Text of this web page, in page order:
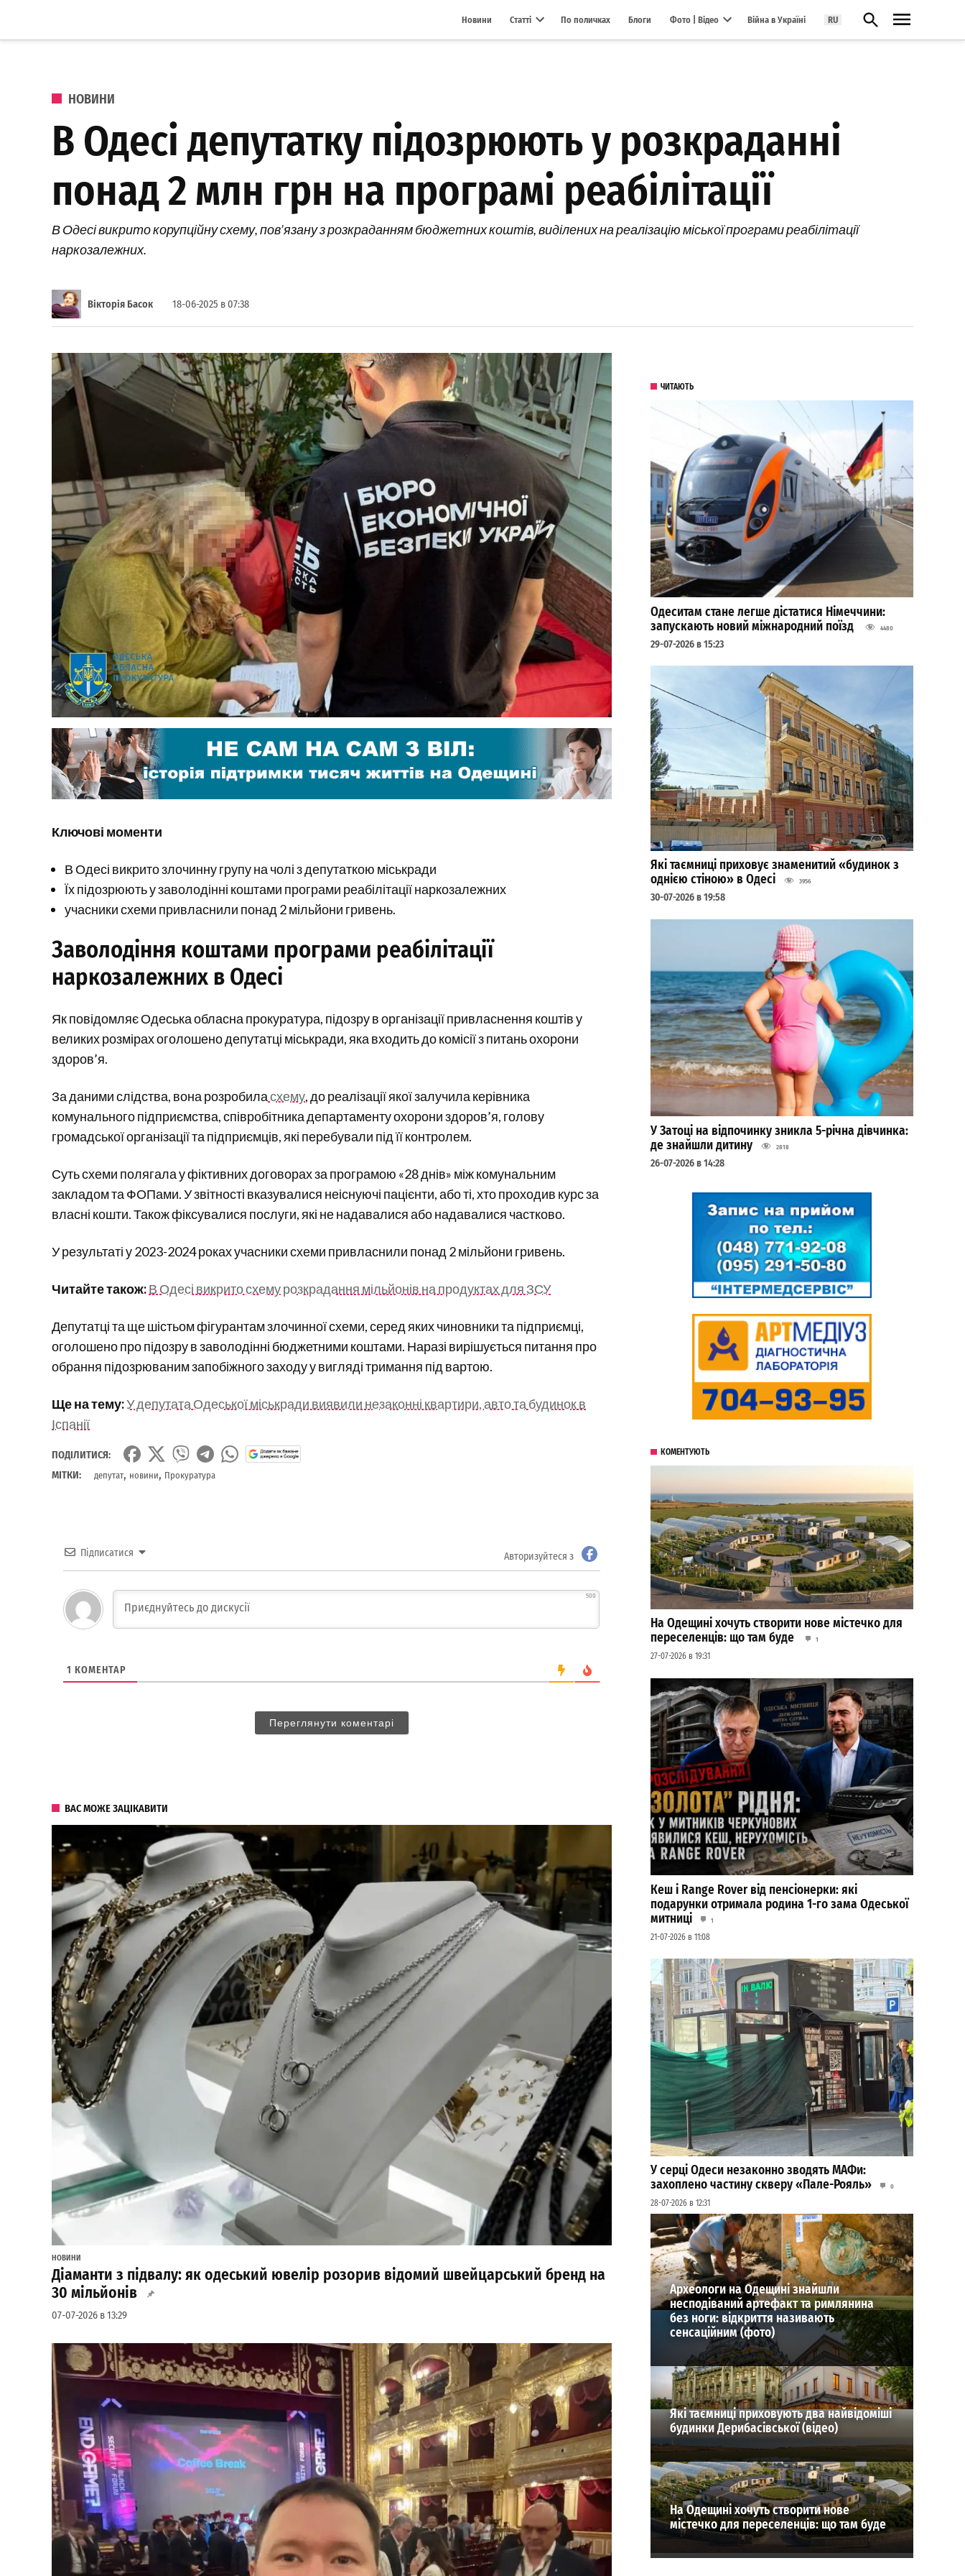
Життя
Новини Статті По поличках Блоги Фото | Відео Війна в Україні RU Відкрити пошук
ОПУБЛІКОВАНО В
НОВИНИ
В Одесі депутатку підозрюють у розкраданні
понад 2 млн грн на програмі реабілітації
В Одесі викрито корупційну схему, пов’язану з розкраданням бюджетних коштів, виділених на реалізацію міської програми реабілітації
наркозалежних.
Вікторія Басок 18-06-2025 в 07:38
Ключові моменти
В Одесі викрито злочинну групу на чолі з депутаткою міськради
Їх підозрюють у заволодінні коштами програми реабілітації наркозалежних
учасники схеми привласнили понад 2 мільйони гривень.
Заволодіння коштами програми реабілітації
наркозалежних в Одесі
Як повідомляє Одеська обласна прокуратура, підозру в організації привласнення коштів у
великих розмірах оголошено депутатці міськради, яка входить до комісії з питань охорони
здоров’я.
За даними слідства, вона розробиласхему, до реалізації якої залучила керівника
комунального підприємства, співробітника департаменту охорони здоров’я, голову
громадської організації та підприємців, які перебували під її контролем.
Суть схеми полягала у фіктивних договорах за програмою «28 днів» між комунальним
закладом та ФОПами. У звітності вказувалися неіснуючі пацієнти, або ті, хто проходив курс за
власні кошти. Також фіксувалися послуги, які не надавалися або надавалися частково.
У результаті у 2023-2024 роках учасники схеми привласнили понад 2 мільйони гривень.
Читайте також:В Одесі викрито схему розкрадання мільйонів на продуктах для ЗСУ
Депутатці та ще шістьом фігурантам злочинної схеми, серед яких чиновники та підприємці,
оголошено про підозру в заволодінні бюджетними коштами. Наразі вирішується питання про
обрання підозрюваним запобіжного заходу у вигляді тримання під вартою.
Ще на тему:У депутата Одеської міськради виявили незаконні квартири, авто та будинок в
Іспанії
ПОДІЛИТИСЯ:
МІТКИ:
депутат, новини, Прокуратура
Підписатися Авторизуйтеся з
500
1 КОМЕНТАР
Переглянути коментарі
ВАС МОЖЕ ЗАЦІКАВИТИ
НОВИНИ
Діаманти з підвалу: як одеський ювелір розорив відомий швейцарський бренд на
30 мільйонів
07-07-2026 в 13:29
ЧИТАЮТЬ
Одеситам стане легше дістатися Німеччини:
запускають новий міжнародний поїзд
4480
29-07-2026 в 15:23
Які таємниці приховує знаменитий «будинок з
однією стіною» в Одесі
3956
30-07-2026 в 19:58
У Затоці на відпочинку зникла 5-річна дівчинка:
де знайшли дитину
2818
26-07-2026 в 14:28
КОМЕНТУЮТЬ
На Одещині хочуть створити нове містечко для
переселенців: що там буде
1
27-07-2026 в 19:31
Кеш і Range Rover від пенсіонерки: які
подарунки отримала родина 1-го зама Одеської
митниці
1
21-07-2026 в 11:08
У серці Одеси незаконно зводять МАФи:
захоплено частину скверу «Пале-Рояль»
0
28-07-2026 в 12:31
ВИБІР РЕДАКЦІЇ
Археологи на Одещині знайшли
несподіваний артефакт та римлянина
без ноги: відкриття називають
сенсаційним (фото)
Які таємниці приховують два найвідоміші
будинки Дерибасівської (відео)
На Одещині хочуть створити нове
містечко для переселенців: що там буде